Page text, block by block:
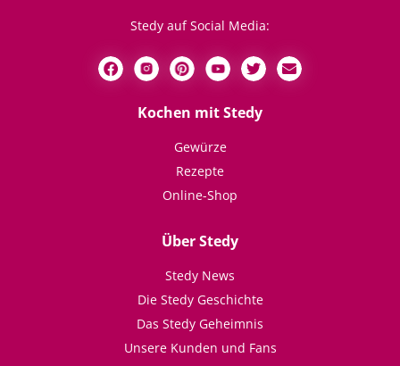
Stedy auf Social Media:
Kochen mit Stedy
Gewürze
Rezepte
Online-Shop
Über Stedy
Stedy News
Die Stedy Geschichte
Das Stedy Geheimnis
Unsere Kunden und Fans